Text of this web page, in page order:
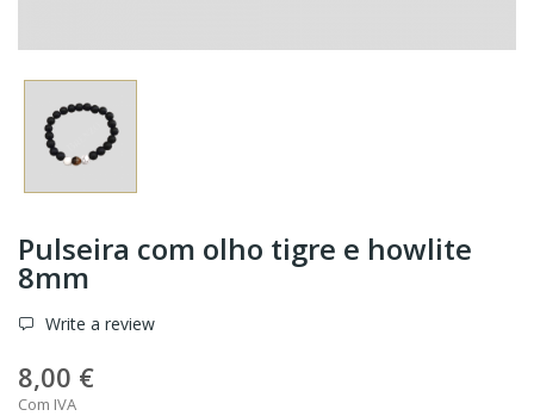
Pulseira com olho tigre e howlite
8mm
Write a review
8,00 €
Com IVA